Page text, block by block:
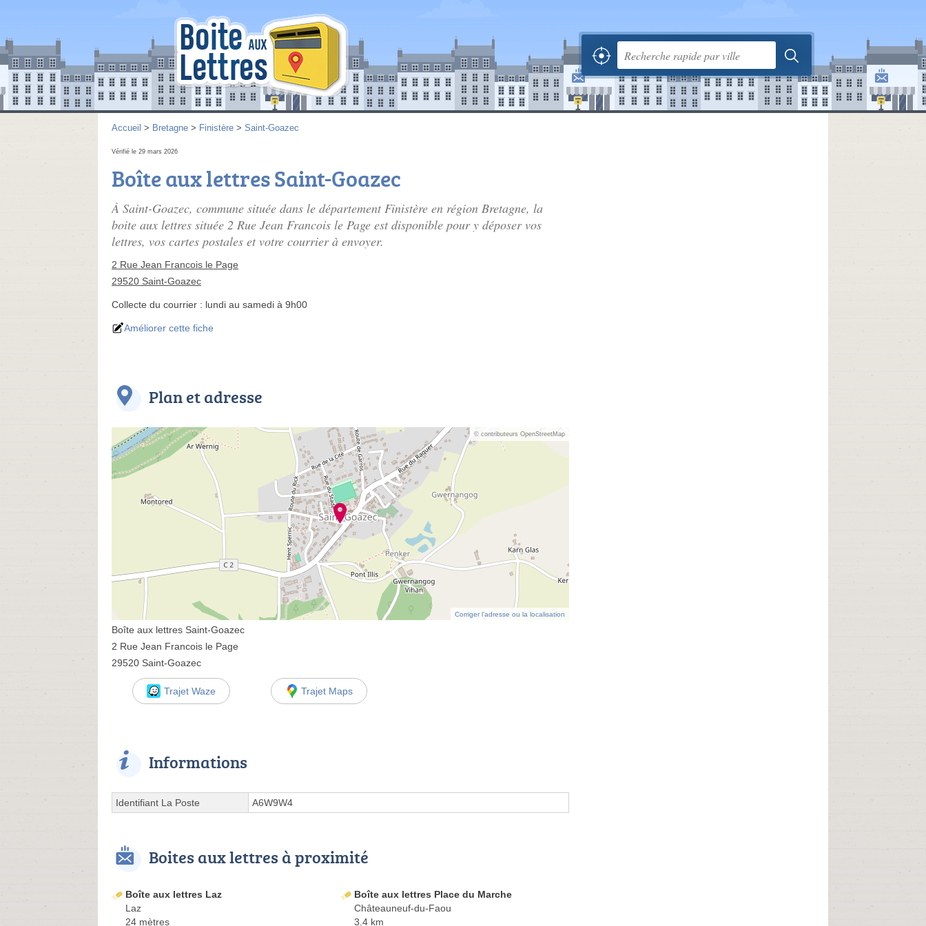
Accueil > Bretagne > Finistère > Saint-Goazec
Vérifié le 29 mars 2026
Boîte aux lettres Saint-Goazec
À Saint-Goazec, commune située dans le département Finistère en région Bretagne, la
boite aux lettres située 2 Rue Jean Francois le Page est disponible pour y déposer vos
lettres, vos cartes postales et votre courrier à envoyer.
2 Rue Jean Francois le Page
29520 Saint-Goazec
Collecte du courrier : lundi au samedi à 9h00
Améliorer cette fiche
Plan et adresse
© contributeurs OpenStreetMap
Corriger l’adresse ou la localisation
Boîte aux lettres Saint-Goazec
2 Rue Jean Francois le Page
29520 Saint-Goazec
Trajet Waze Trajet Maps
Informations
Identifiant La Poste A6W9W4
Boites aux lettres à proximité
Boîte aux lettres Laz
Laz
24 mètres
Boîte aux lettres Place du Marche
Châteauneuf-du-Faou
3.4 km